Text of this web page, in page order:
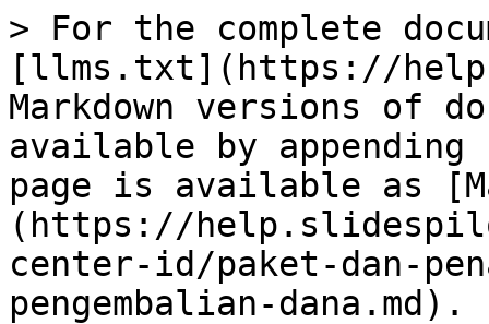
> For the complete
[llms.txt](https://
Markdown versions of
available by
page is available as
(https://
center-id/paket-dan-
pengembalian-dana.md).